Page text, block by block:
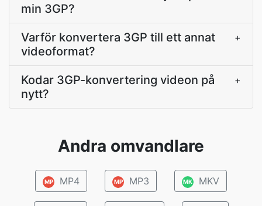
min 3GP?
Varför konvertera 3GP till ett annat
videoformat?
+
Kodar 3GP-konvertering videon på
nytt?
+
Andra omvandlare
MP MP4 MP MP3 MK MKV